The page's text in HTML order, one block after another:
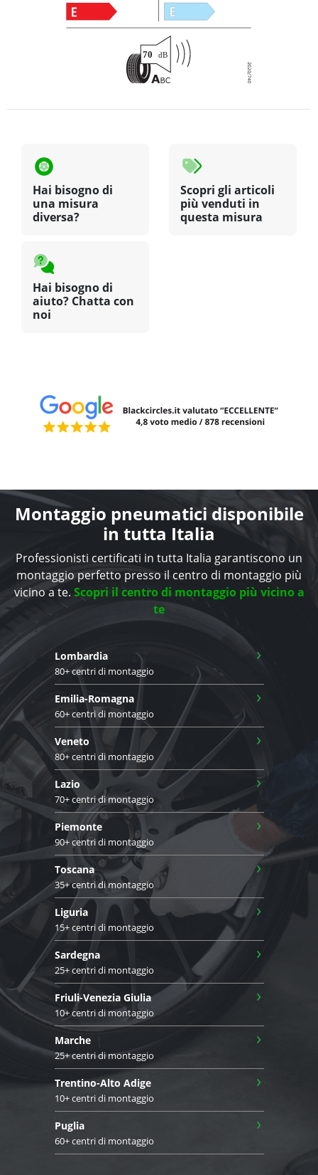
Hai bisogno di
una misura
diversa?
Scopri gli articoli
più venduti in
questa misura
Hai bisogno di
aiuto? Chatta con
noi
Montaggio pneumatici disponibile
in tutta Italia
Professionisti certificati in tutta Italia garantiscono un
montaggio perfetto presso il centro di montaggio più
vicino a te. Scopri il centro di montaggio più vicino a
te
Lombardia
80+ centri di montaggio
›
Emilia-Romagna
60+ centri di montaggio
›
Veneto
80+ centri di montaggio
›
Lazio
70+ centri di montaggio
›
Piemonte
90+ centri di montaggio
›
Toscana
35+ centri di montaggio
›
Liguria
15+ centri di montaggio
›
Sardegna
25+ centri di montaggio
›
Friuli-Venezia Giulia
10+ centri di montaggio
›
Marche
25+ centri di montaggio
›
Trentino-Alto Adige
10+ centri di montaggio
›
Puglia
60+ centri di montaggio
›